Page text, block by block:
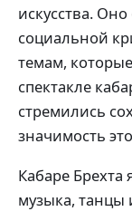
искусства.
социальной
темам,
спектакле
стремились
значимость
Кабаре Брехта
музыка, танцы